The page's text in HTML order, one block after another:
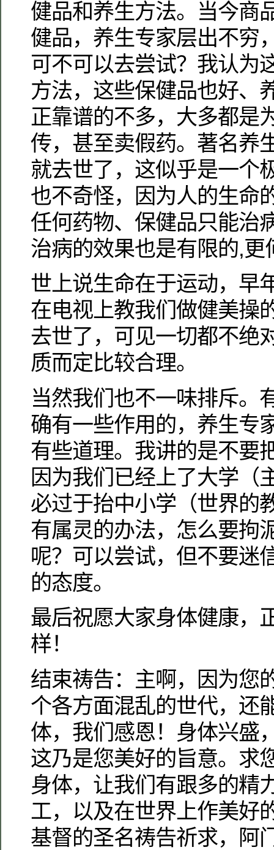
健品和养生方法。当今商
健品，养生专家层出不穷
可不可以去尝试？我认为
方法，这些保健品也好、
正靠谱的不多，大多都是
传，甚至卖假药。著名养
就去世了，这似乎是一个
也不奇怪，因为人的生命
任何药物、保健品只能治
治病的效果也是有限的,更
世上说生命在于运动，早
在电视上教我们做健美操
去世了，可见一切都不绝
质而定比较合理。
当然我们也不一味排斥。
确有一些作用的，养生专
有些道理。我讲的是不要
因为我们已经上了大学（
必过于抬中小学（世界的
有属灵的办法，怎么要拘
呢？可以尝试，但不要迷
的态度。
最后祝愿大家身体健康，
样！
结束祷告：主啊，因为您
个各方面混乱的世代，还
体，我们感恩！身体兴盛
这乃是您美好的旨意。求
身体，让我们有跟多的精
工，以及在世界上作美好
基督的圣名祷告祈求，阿